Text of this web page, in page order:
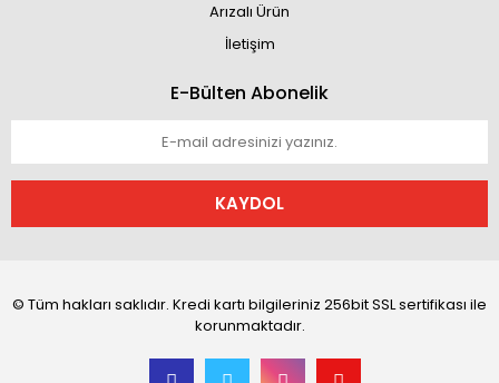
Arızalı Ürün
İletişim
E-Bülten Abonelik
KAYDOL
© Tüm hakları saklıdır. Kredi kartı bilgileriniz 256bit SSL sertifikası ile
korunmaktadır.